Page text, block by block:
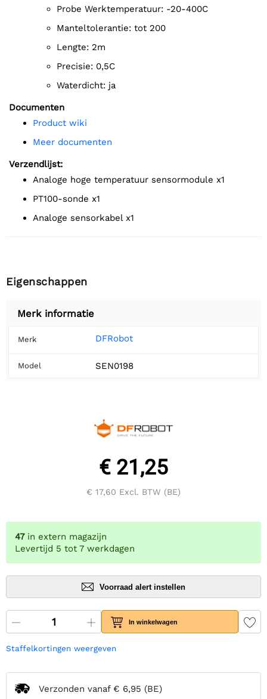
Probe Werktemperatuur: -20-400C
Manteltolerantie: tot 200
Lengte: 2m
Precisie: 0,5C
Waterdicht: ja
Documenten
Product wiki
Meer documenten
Verzendlijst:
Analoge hoge temperatuur sensormodule x1
PT100-sonde x1
Analoge sensorkabel x1
Eigenschappen
Merk informatie
Merk DFRobot
Model SEN0198
€ 21,25
€ 17,60 Excl. BTW (BE)
47 in extern magazijn
Levertijd 5 tot 7 werkdagen
Voorraad alert instellen
In winkelwagen
Staffelkortingen weergeven
Verzonden vanaf € 6,95 (BE)